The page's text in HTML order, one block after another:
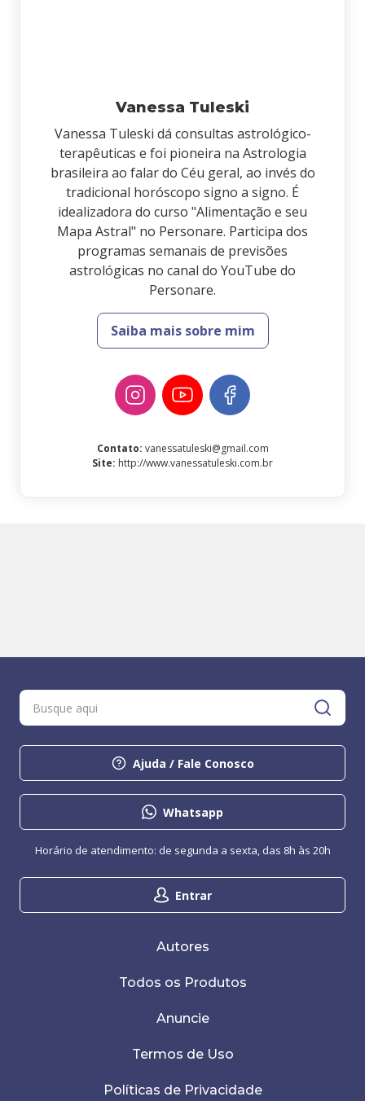
Vanessa Tuleski
Vanessa Tuleski dá consultas astrológico-
terapêuticas e foi pioneira na Astrologia
brasileira ao falar do Céu geral, ao invés do
tradicional horóscopo signo a signo. É
idealizadora do curso "Alimentação e seu
Mapa Astral" no Personare. Participa dos
programas semanais de previsões
astrológicas no canal do YouTube do
Personare.
Saiba mais sobre mim
Contato: vanessatuleski@gmail.com
Site: http://www.vanessatuleski.com.br
Ajuda / Fale Conosco
Whatsapp
Entrar
Horário de atendimento: de segunda a sexta, das 8h às 20h
Autores
Todos os Produtos
Anuncie
Termos de Uso
Políticas de Privacidade